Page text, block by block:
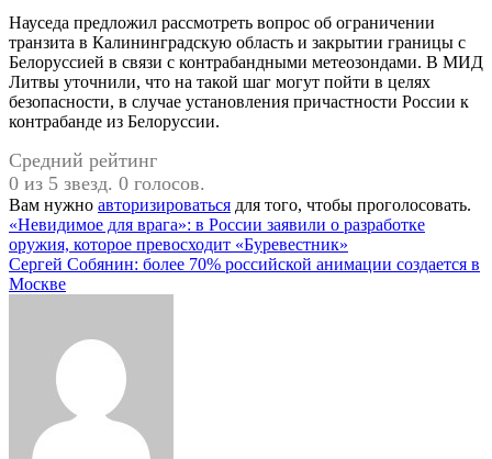
Науседа предложил рассмотреть вопрос об ограничении
транзита в Калининградскую область и закрытии границы с
Белоруссией в связи с контрабандными метеозондами. В МИД
Литвы уточнили, что на такой шаг могут пойти в целях
безопасности, в случае установления причастности России к
контрабанде из Белоруссии.
Средний рейтинг
0 из 5 звезд. 0 голосов.
Вам нужно авторизироваться для того, чтобы проголосовать.
Навигация
по
записям
«Невидимое для врага»: в России заявили о разработке
оружия, которое превосходит «Буревестник»
Сергей Собянин: более 70% российской анимации создается в
Москве